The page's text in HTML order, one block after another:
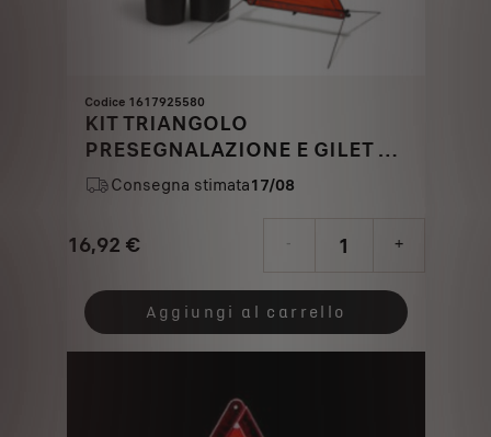
Codice 1617925580
KIT TRIANGOLO
PRESEGNALAZIONE E GILET DI
SICUREZZA
Consegna stimata17/08
16,92 €
Price
16,92
- +
Quantity
updated
Aggiungi al carrello